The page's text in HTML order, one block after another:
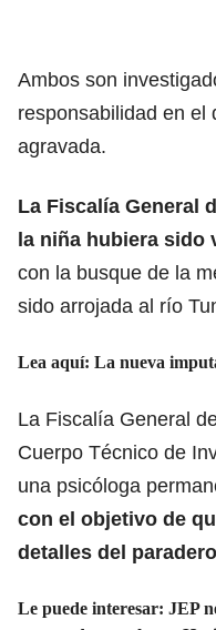
Ambos son
responsabilidad en el
agravada.
La Fiscalía General
la niña hubiera sido
con la busque de la
sido arrojada al río
Lea aquí: La nueva
La Fiscalía General
Cuerpo Técnico de
una psicóloga
con el objetivo de
detalles del
Le puede interesar: JEP